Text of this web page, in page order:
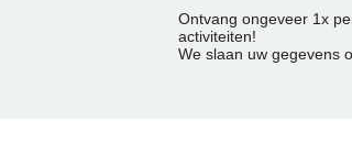
Ontvang ongeveer 1x
activiteiten!
We slaan uw gegevens